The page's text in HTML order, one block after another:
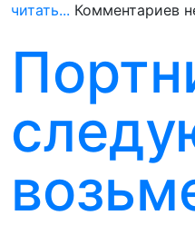
читать... Комментариев